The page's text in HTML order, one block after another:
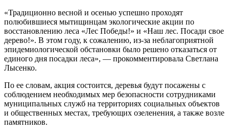
«Традиционно весной и осенью успешно проходят
полюбившиеся мытищинцам экологические акции по
восстановлению леса «Лес Победы!» и «Наш лес. Посади свое
дерево!». В этом году, к сожалению, из-за неблагоприятной
эпидемиологической обстановки было решено отказаться от
единого дня посадки леса», — прокомментировала Светлана
Лысенко.
По ее словам, акция состоится, деревья будут посажены с
соблюдением необходимых мер безопасности сотрудниками
муниципальных служб на территориях социальных объектов
и общественных местах, требующих озеленения, а также возле
памятников.